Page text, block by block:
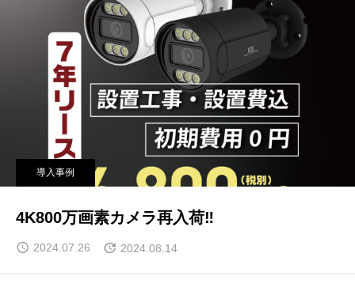
導入事例
4K800万画素カメラ再入荷‼
2024.07.26 2024.08.14